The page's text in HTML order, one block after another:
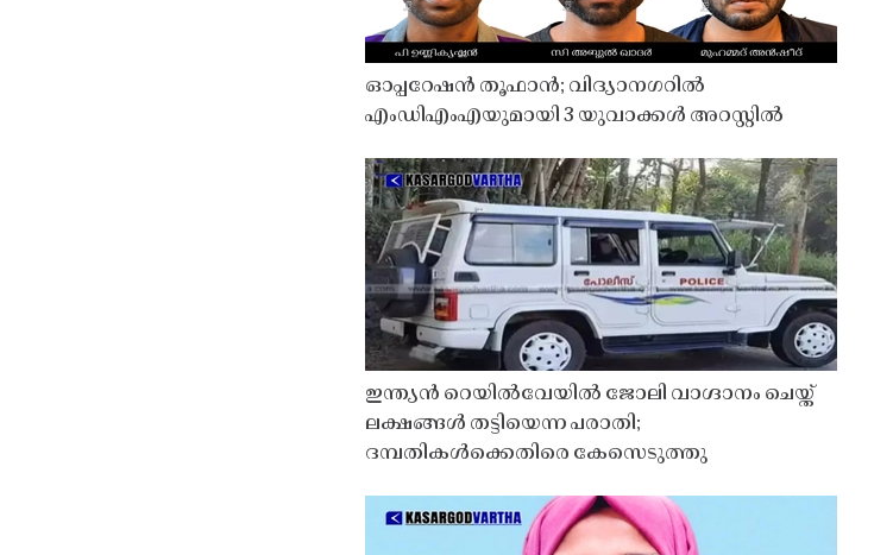
ഓപ്പറേഷൻ തൂഫാൻ; വിദ്യാനഗറിൽ
എംഡിഎംഎയുമായി 3 യുവാക്കൾ അറസ്റ്റിൽ
ഇന്ത്യൻ റെയിൽവേയിൽ ജോലി വാഗ്ദാനം ചെയ്ത്
ലക്ഷങ്ങൾ തട്ടിയെന്ന പരാതി;
ദമ്പതികൾക്കെതിരെ കേസെടുത്തു